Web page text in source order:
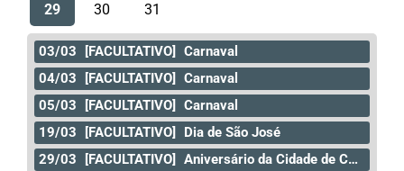
29 30 31
03/03 [FACULTATIVO]
Carnaval
04/03
[FACULTATIVO]
Carnaval
05/03
[FACULTATIVO]
Carnaval
19/03
[FACULTATIVO]
Dia de São José
29/03
[FACULTATIVO] Aniversário da Cidade de Curitiba